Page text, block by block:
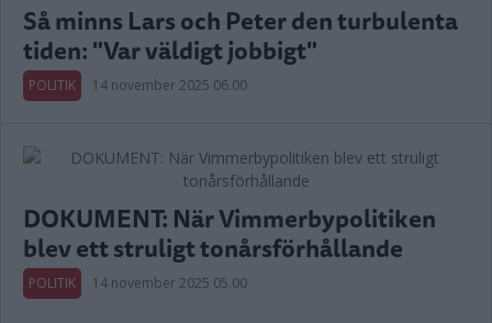
Så minns Lars och Peter den turbulenta
tiden: "Var väldigt jobbigt"
POLITIK 14 november 2025 06.00
DOKUMENT: När Vimmerbypolitiken
blev ett struligt tonårsförhållande
POLITIK 14 november 2025 05.00